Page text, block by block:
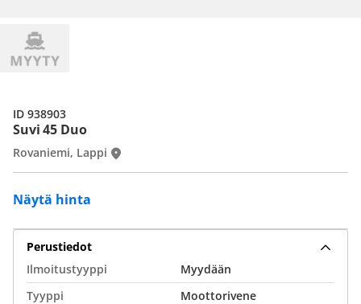
Suvi 45 Duo
Näytä hinta
Rovaniemi, Lappi
ID 938903
Perustiedot
Ilmoitustyyppi
Myydään
Tyyppi
Moottorivene